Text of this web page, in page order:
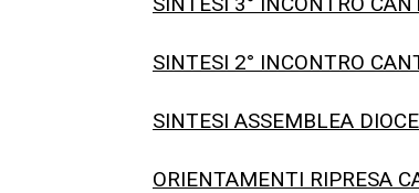
SINTESI 2° INCONTRO
SINTESI ASSEMBLEA
ORIENTAMENTI RIPRESA